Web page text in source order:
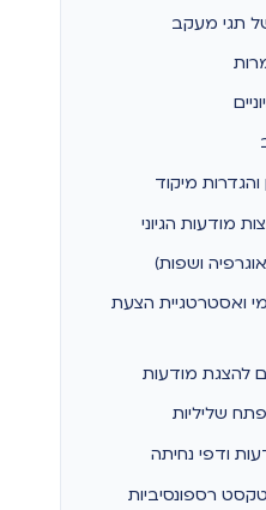
ואסטרטגיית הצעת
רספונסיביות